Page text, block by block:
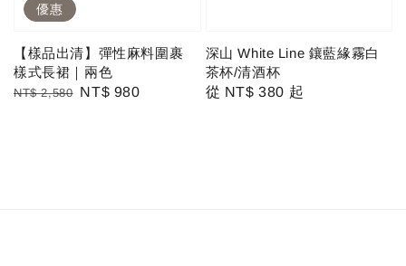
優惠
【樣品出清】彈性麻料圍裹
樣式長裙｜兩色
Regular
NT$ 2,580 Sale
NT$ 980
深山 White Line 鑲藍緣霧白
茶杯/清酒杯
Regular
從 NT$ 380 起